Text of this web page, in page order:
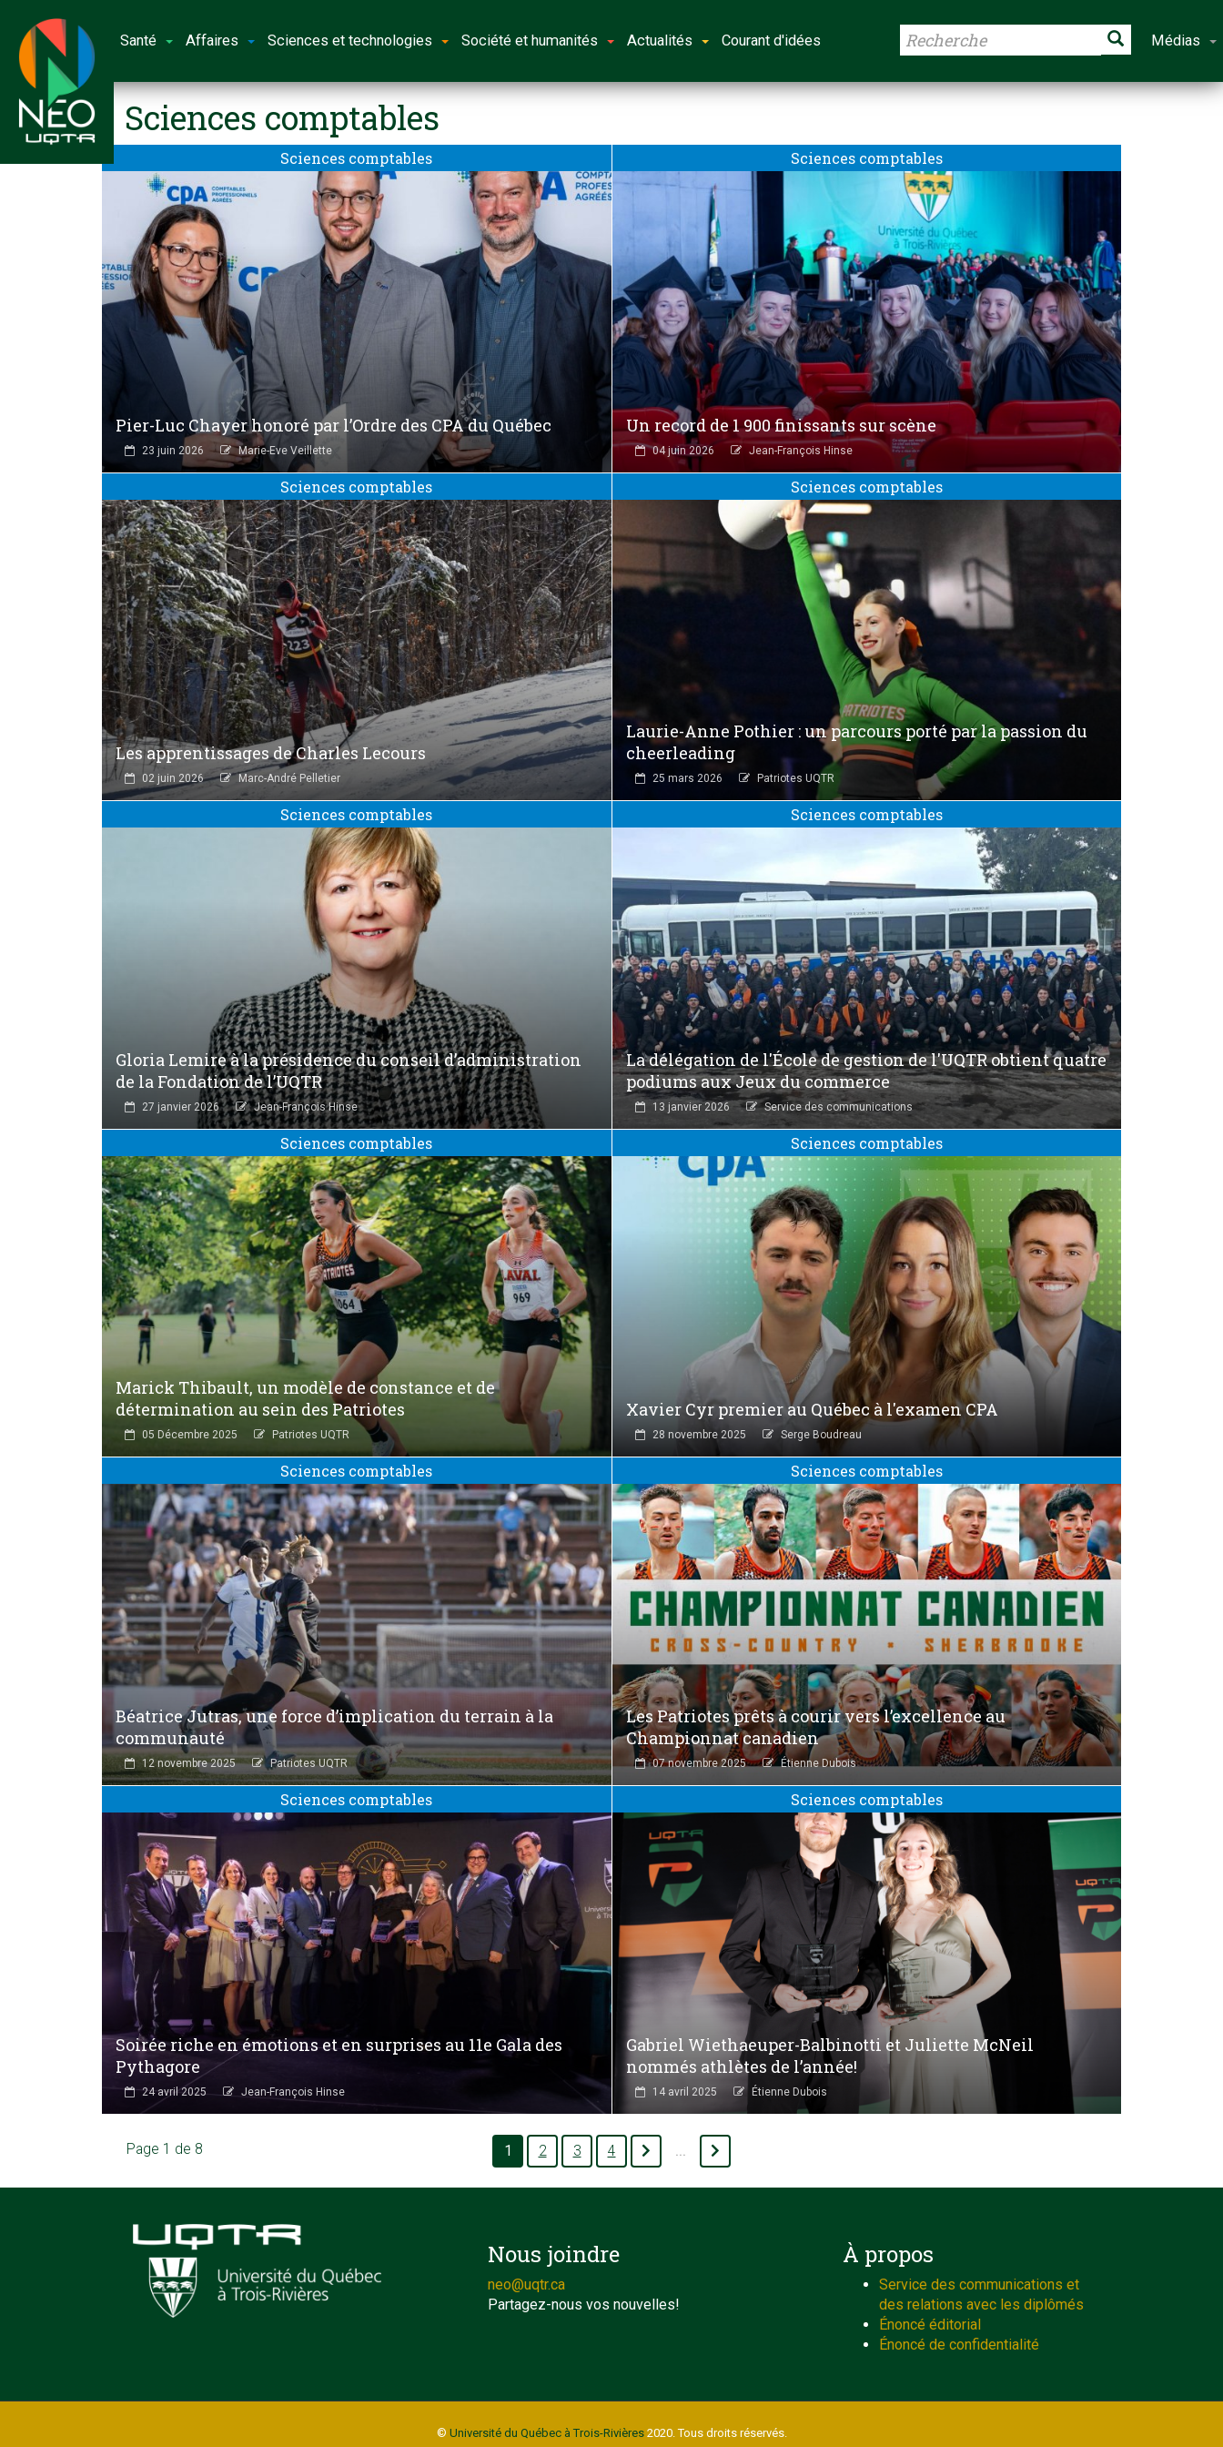
Santé Affaires Sciences et technologies Société et humanités Actualités Courant d'idées Médias
Sciences comptables
Sciences comptables
Pier-Luc Chayer honoré par l’Ordre des CPA du Québec
23 juin 2026 Marie-Eve Veillette
Sciences comptables
Un record de 1 900 finissants sur scène
04 juin 2026 Jean-François Hinse
Sciences comptables
Les apprentissages de Charles Lecours
02 juin 2026 Marc-André Pelletier
Sciences comptables
Laurie-Anne Pothier : un parcours porté par la passion du
cheerleading
25 mars 2026 Patriotes UQTR
Sciences comptables
Gloria Lemire à la présidence du conseil d’administration
de la Fondation de l’UQTR
27 janvier 2026 Jean-François Hinse
Sciences comptables
La délégation de l'École de gestion de l'UQTR obtient quatre
podiums aux Jeux du commerce
13 janvier 2026 Service des communications
Sciences comptables
Marick Thibault, un modèle de constance et de
détermination au sein des Patriotes
05 Décembre 2025 Patriotes UQTR
Sciences comptables
Xavier Cyr premier au Québec à l'examen CPA
28 novembre 2025 Serge Boudreau
Sciences comptables
Béatrice Jutras, une force d’implication du terrain à la
communauté
12 novembre 2025 Patriotes UQTR
Sciences comptables
Les Patriotes prêts à courir vers l’excellence au
Championnat canadien
07 novembre 2025 Étienne Dubois
Sciences comptables
Soirée riche en émotions et en surprises au 11e Gala des
Pythagore
24 avril 2025 Jean-François Hinse
Sciences comptables
Gabriel Wiethaeuper-Balbinotti et Juliette McNeil
nommés athlètes de l’année!
14 avril 2025 Étienne Dubois
Page 1 de 8 1 2 3 4
Nous joindre
neo@uqtr.ca
Partagez-nous vos nouvelles!
À propos
Service des communications et
des relations avec les diplômés
Énoncé éditorial
Énoncé de confidentialité
© Université du Québec à Trois-Rivières2020. Tous droits réservés.